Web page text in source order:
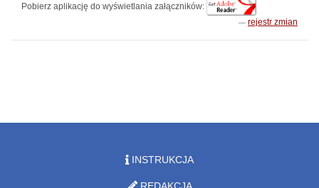
Pobierz aplikację do wyświetlania załączników:
rejestr zmian
INSTRUKCJA